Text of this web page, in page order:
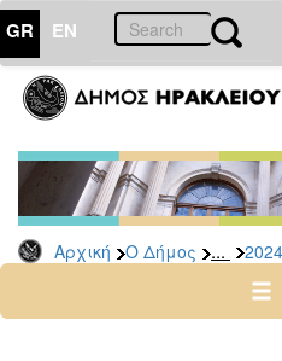
GR EN
Αρχική Ο Δήμος ... 2024
ΔΗΜΟΣ
Δελτία
Τύπου
Αρχείο
2026
2024